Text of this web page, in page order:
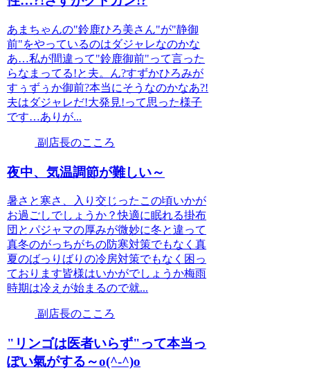
あまちゃんの"鈴鹿ひろ美さん"が"静御
前"をやっているのはダジャレなのかな
あ…私が間違って"鈴鹿御前"って言った
らなまってる!と夫。ん?すずかひろみが
すぅずぅか御前?本当にそうなのかなあ?!
夫はダジャレだ!大発見!って思った様子
です…ありが...
副店長のこころ
夜中、気温調節が難しい～
暑さと寒さ、入り交じったこの頃いかが
お過ごしでしょうか？快適に眠れる掛布
団とパジャマの厚みが微妙に冬と違って
真冬のがっちがちの防寒対策でもなく真
夏のばっりばりの冷房対策でもなく困っ
ております皆様はいかがでしょうか梅雨
時期は冷えが始まるので就...
副店長のこころ
"リンゴは医者いらず"って本当っ
ぽい氣がする～o(^-^)o